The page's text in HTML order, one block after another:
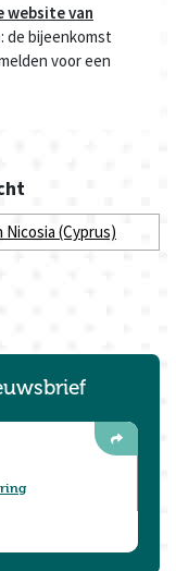
website van
de bijeenkomst
voor een
(Cyprus)